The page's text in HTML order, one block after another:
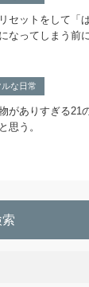
セットをして「
なってしまう前に
ルな日常
がありすぎる21
思う。